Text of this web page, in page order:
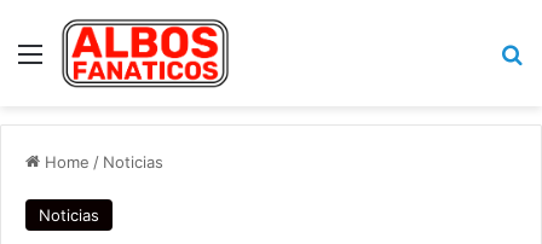
Menu
Home / Noticias
Noticias